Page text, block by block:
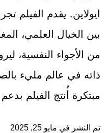
ايولاين. يقدم الفيلم
بين الخيال العلمي،
من الأجواء النفسية،
ذاته في عالم مليء
مبتكرة أُنتج الفيلم
تم النشر في مايو 25, 2025